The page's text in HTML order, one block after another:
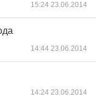
15:24 23.06.2014
14:44 23.06.2014
14:24 23.06.2014